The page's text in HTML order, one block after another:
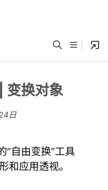
变换对象
日
“自由变换”工具
和应用透视。